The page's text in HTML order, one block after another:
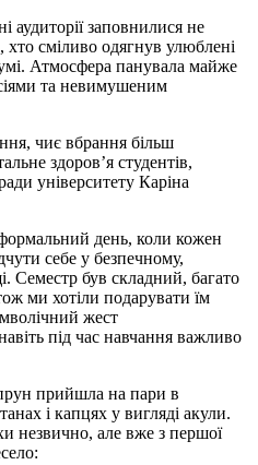
аудиторії заповнилися не
сміливо одягнув улюблені
. Атмосфера панувала майже
та невимушеним
чиє вбрання більш
здоров’я студентів,
університету Каріна
день, коли кожен
себе у безпечному,
Семестр був складний, багато
ми хотіли подарувати їм
жест
під час навчання важливо
прийшла на пари в
і капцях у вигляді акули.
незвично, але вже з першої